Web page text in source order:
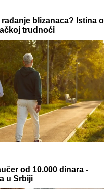
je ona pozajmljivala
istina o odrastanju
by Aklamator